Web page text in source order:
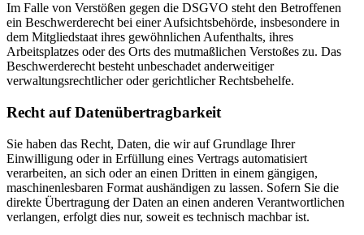
Im Falle von Verstößen gegen die DSGVO steht den Betroffenen
ein Beschwerderecht bei einer Aufsichtsbehörde, insbesondere in
dem Mitgliedstaat ihres gewöhnlichen Aufenthalts, ihres
Arbeitsplatzes oder des Orts des mutmaßlichen Verstoßes zu. Das
Beschwerderecht besteht unbeschadet anderweitiger
verwaltungsrechtlicher oder gerichtlicher Rechtsbehelfe.
Recht auf Datenübertragbarkeit
Sie haben das Recht, Daten, die wir auf Grundlage Ihrer
Einwilligung oder in Erfüllung eines Vertrags automatisiert
verarbeiten, an sich oder an einen Dritten in einem gängigen,
maschinenlesbaren Format aushändigen zu lassen. Sofern Sie die
direkte Übertragung der Daten an einen anderen Verantwortlichen
verlangen, erfolgt dies nur, soweit es technisch machbar ist.